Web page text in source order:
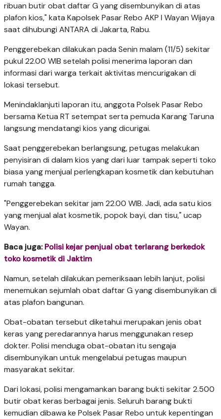
ribuan butir obat daftar G yang disembunyikan di atas
plafon kios," kata Kapolsek Pasar Rebo AKP I Wayan Wijaya
saat dihubungi ANTARA di Jakarta, Rabu.
Penggerebekan dilakukan pada Senin malam (11/5) sekitar
pukul 22.00 WIB setelah polisi menerima laporan dan
informasi dari warga terkait aktivitas mencurigakan di
lokasi tersebut.
Menindaklanjuti laporan itu, anggota Polsek Pasar Rebo
bersama Ketua RT setempat serta pemuda Karang Taruna
langsung mendatangi kios yang dicurigai.
Saat penggerebekan berlangsung, petugas melakukan
penyisiran di dalam kios yang dari luar tampak seperti toko
biasa yang menjual perlengkapan kosmetik dan kebutuhan
rumah tangga.
"Penggerebekan sekitar jam 22.00 WIB. Jadi, ada satu kios
yang menjual alat kosmetik, popok bayi, dan tisu," ucap
Wayan.
Baca juga:Polisi kejar penjual obat terlarang berkedok
toko kosmetik di Jaktim
Namun, setelah dilakukan pemeriksaan lebih lanjut, polisi
menemukan sejumlah obat daftar G yang disembunyikan di
atas plafon bangunan.
Obat-obatan tersebut diketahui merupakan jenis obat
keras yang peredarannya harus menggunakan resep
dokter. Polisi menduga obat-obatan itu sengaja
disembunyikan untuk mengelabui petugas maupun
masyarakat sekitar.
Dari lokasi, polisi mengamankan barang bukti sekitar 2.500
butir obat keras berbagai jenis. Seluruh barang bukti
kemudian dibawa ke Polsek Pasar Rebo untuk kepentingan